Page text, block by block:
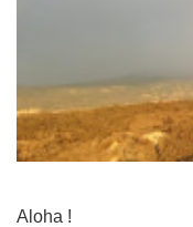
Aloha !